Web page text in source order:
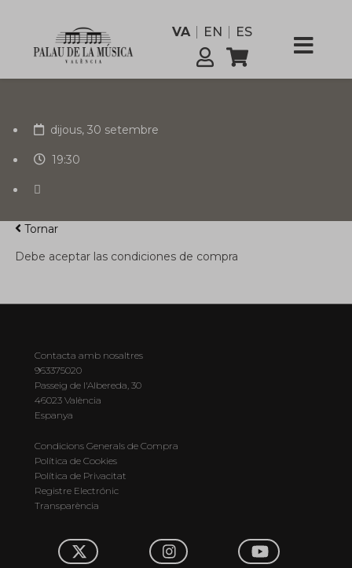
VA EN ES
Comissió
Serveis
dijous, 30 setembre
19:30
Tornar
Debe aceptar las condiciones de compra
Contacta amb nosaltres
963375020
Passeig de l'Albereda, 30
46023 València
Espanya
Condicions Generals de Compra
Política de Cookies
Política de Privacitat
Registre Electrónic
Transparència